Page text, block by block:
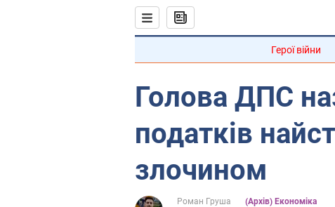
Герої війни
Голова ДПС
податків
злочином
Роман Груша
(Архів) Економіка